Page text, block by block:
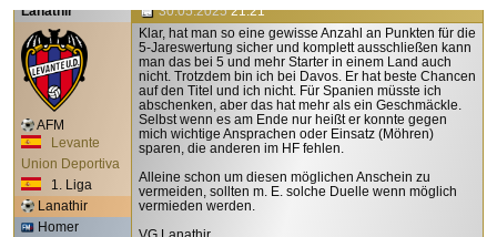
Lanathir
AFM
Levante
Union Deportiva
1. Liga
Lanathir
Homer
30.05.2025 21:21
Klar, hat man so eine gewisse Anzahl an Punkten für die
5-Jareswertung sicher und komplett ausschließen kann
man das bei 5 und mehr Starter in einem Land auch
nicht. Trotzdem bin ich bei Davos. Er hat beste Chancen
auf den Titel und ich nicht. Für Spanien müsste ich
abschenken, aber das hat mehr als ein Geschmäckle.
Selbst wenn es am Ende nur heißt er konnte gegen
mich wichtige Ansprachen oder Einsatz (Möhren)
sparen, die anderen im HF fehlen.
Alleine schon um diesen möglichen Anschein zu
vermeiden, sollten m. E. solche Duelle wenn möglich
vermieden werden.